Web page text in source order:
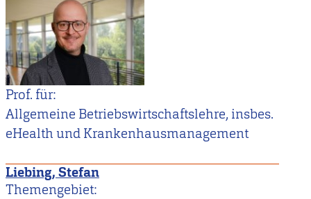
Prof. für:
Allgemeine Betriebswirtschaftslehre, insbes.
eHealth und Krankenhausmanagement
Liebing, Stefan
Themengebiet: